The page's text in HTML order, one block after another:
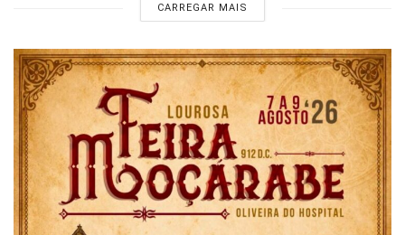
CARREGAR MAIS